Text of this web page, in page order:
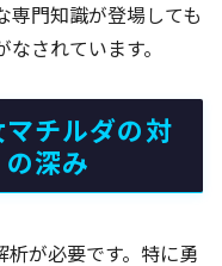
専門知識が登場しても
されています。
チルダの対
深み
が必要です。特に勇